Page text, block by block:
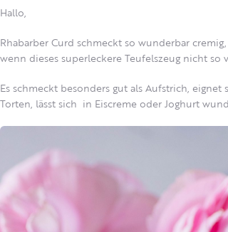
Hallo,
Rhabarber Curd schmeckt so wunderbar
wenn dieses superleckere Teufelszeug nicht so
Es schmeckt besonders gut als Aufstrich,
Torten, lässt sich in Eiscreme oder Joghurt